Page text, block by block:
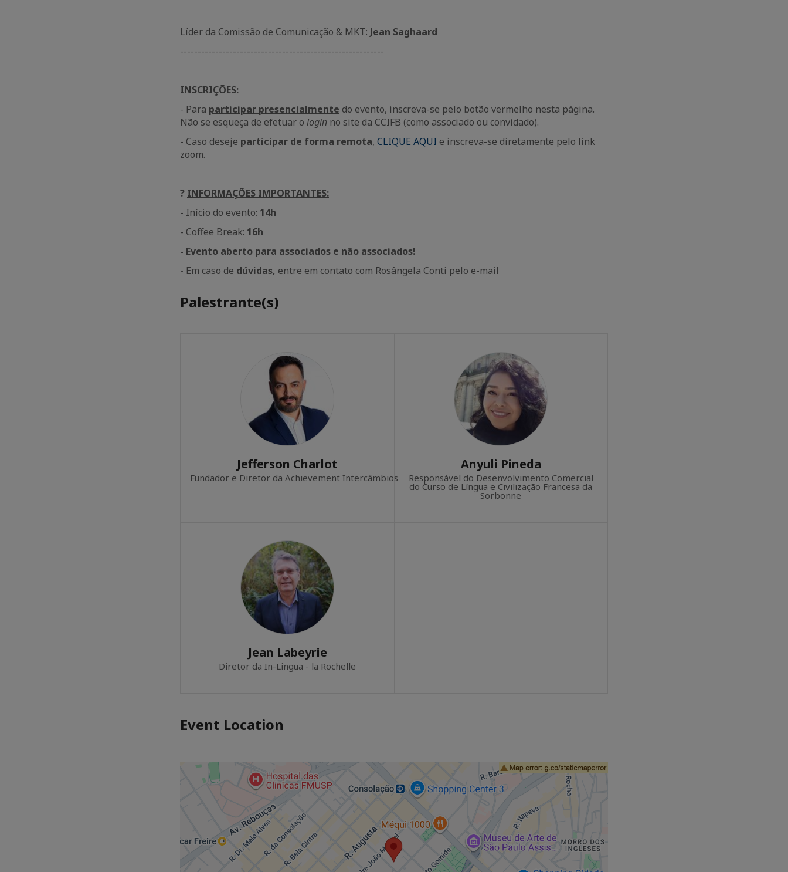
Líder da Comissão de Comunicação & MKT: Jean Saghaard
----------------------------------------------------------
INSCRIÇÕES:
- Para participar presencialmente do evento, inscreva-se pelo botão vermelho nesta página.
Não se esqueça de efetuar o login no site da CCIFB (como associado ou convidado).
- Caso deseje participar de forma remota, CLIQUE AQUI e inscreva-se diretamente pelo link
zoom.
? INFORMAÇÕES IMPORTANTES:
- Início do evento: 14h
- Coffee Break: 16h
- Evento aberto para associados e não associados!
- Em caso de dúvidas, entre em contato com Rosângela Conti pelo e-mail
Palestrante(s)
Jefferson Charlot
Fundador e Diretor da Achievement Intercâmbios
Anyuli Pineda
Responsável do Desenvolvimento Comercial
do Curso de Língua e Civilização Francesa da
Sorbonne
Jean Labeyrie
Diretor da In-Lingua - la Rochelle
Event Location